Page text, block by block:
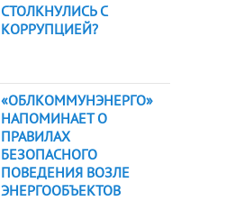
СТОЛКНУЛИСЬ С
КОРРУПЦИЕЙ?
«ОБЛКОММУНЭНЕРГО»
НАПОМИНАЕТ О
ПРАВИЛАХ
БЕЗОПАСНОГО
ПОВЕДЕНИЯ ВОЗЛЕ
ЭНЕРГООБЪЕКТОВ